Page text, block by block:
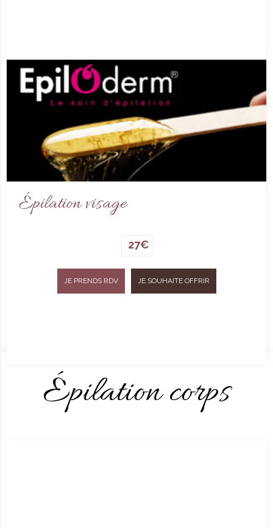
Épilation visage
27€
JE PRENDS RDV JE SOUHAITE OFFRIR
Épilation corps